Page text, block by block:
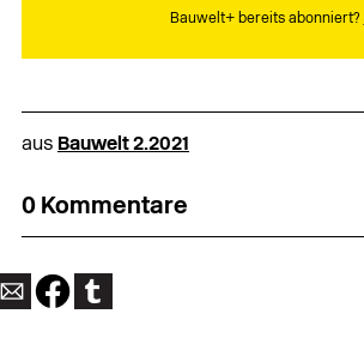
Bauwelt+ bereits abonniert?
aus Bauwelt 2.2021
0 Kommentare